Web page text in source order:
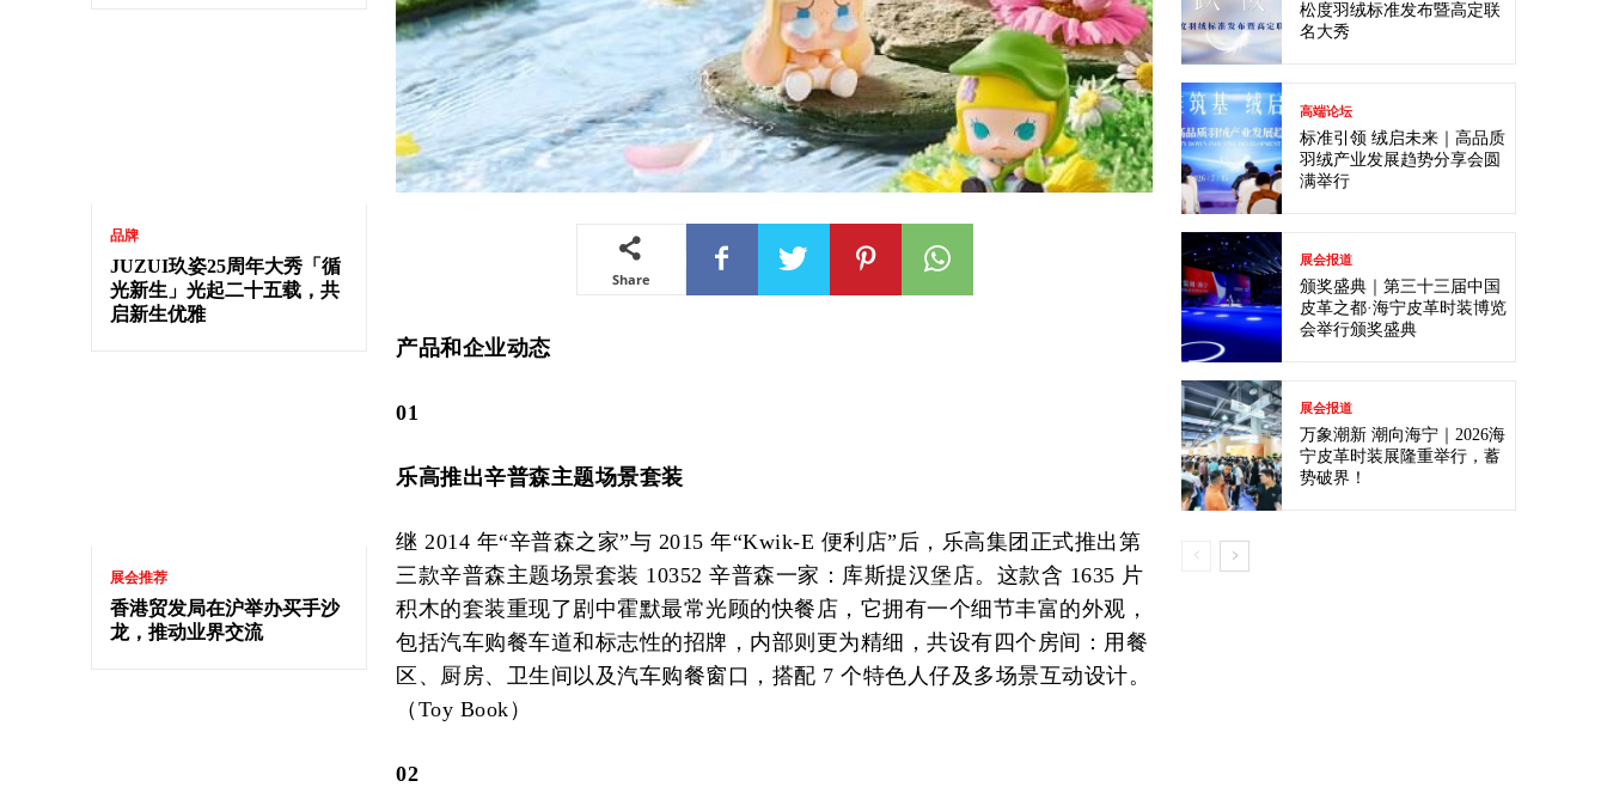
品牌
JUZUI玖姿25周年大秀「循
光新生」光起二十五载，共
启新生优雅
展会推荐
香港贸发局在沪举办买手沙
龙，推动业界交流
Share
产品和企业动态
01
乐高推出辛普森主题场景套装
继 2014 年“辛普森之家”与 2015 年“Kwik-E 便利店”后，乐高集团正式推出第
三款辛普森主题场景套装 10352 辛普森一家：库斯提汉堡店。这款含 1635 片
积木的套装重现了剧中霍默最常光顾的快餐店，它拥有一个细节丰富的外观，
包括汽车购餐车道和标志性的招牌，内部则更为精细，共设有四个房间：用餐
区、厨房、卫生间以及汽车购餐窗口，搭配 7 个特色人仔及多场景互动设计。
（Toy Book）
02
松度羽绒标准发布暨高定联
名大秀
高端论坛
标准引领 绒启未来｜高品质
羽绒产业发展趋势分享会圆
满举行
展会报道
颁奖盛典｜第三十三届中国
皮革之都·海宁皮革时装博览
会举行颁奖盛典
展会报道
万象潮新 潮向海宁｜2026海
宁皮革时装展隆重举行，蓄
势破界！